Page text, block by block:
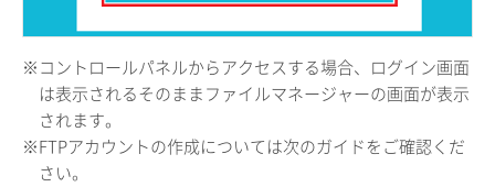
※コントロールパネルからアクセスする場合、ログイン画面
は表示されるそのままファイルマネージャーの画面が表示
されます。
※FTPアカウントの作成については次のガイドをご確認くだ
さい。